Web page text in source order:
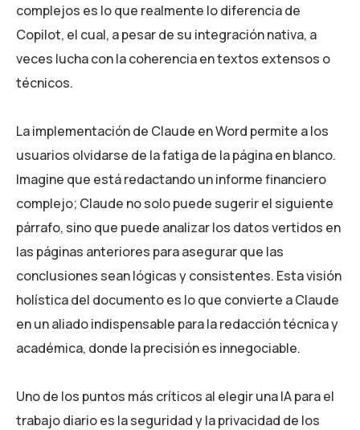
complejos es lo que realmente lo diferencia de
Copilot, el cual, a pesar de su integración nativa, a
veces lucha con la coherencia en textos extensos o
técnicos.
La implementación de Claude en Word permite a los
usuarios olvidarse de la fatiga de la página en blanco.
Imagine que está redactando un informe financiero
complejo; Claude no solo puede sugerir el siguiente
párrafo, sino que puede analizar los datos vertidos en
las páginas anteriores para asegurar que las
conclusiones sean lógicas y consistentes. Esta visión
holística del documento es lo que convierte a Claude
en un aliado indispensable para la redacción técnica y
académica, donde la precisión es innegociable.
Uno de los puntos más críticos al elegir una IA para el
trabajo diario es la seguridad y la privacidad de los